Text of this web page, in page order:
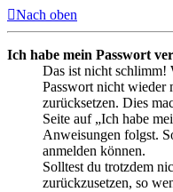
Nach oben
Ich habe mein Passwort
Das ist nicht schlimm!
Passwort nicht wieder
zurücksetzen. Dies
Seite auf „Ich habe
Anweisungen folgst.
anmelden können.
Solltest du trotzdem
zurückzusetzen, so